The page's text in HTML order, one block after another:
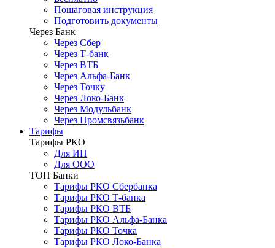
Пошаговая инструкция
Подготовить документы
Через Банк
Через Сбер
Через Т-банк
Через ВТБ
Через Альфа-Банк
Через Точку
Через Локо-Банк
Через Модульбанк
Через Промсвязьбанк
Тарифы
Тарифы РКО
Для ИП
Для ООО
ТОП Банки
Тарифы РКО Сбербанка
Тарифы РКО Т-банка
Тарифы РКО ВТБ
Тарифы РКО Альфа-Банка
Тарифы РКО Точка
Тарифы РКО Локо-Банка